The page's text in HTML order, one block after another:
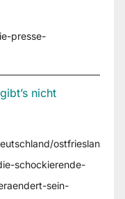
presse-
nicht
ostfrieslan
schockierende-
sein-